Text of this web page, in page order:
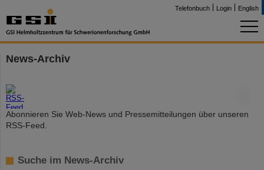
Telefonbuch Login English
News-Archiv
Abonnieren Sie Web-News und Pressemitteilungen über unseren
RSS-Feed.
Suche im News-Archiv